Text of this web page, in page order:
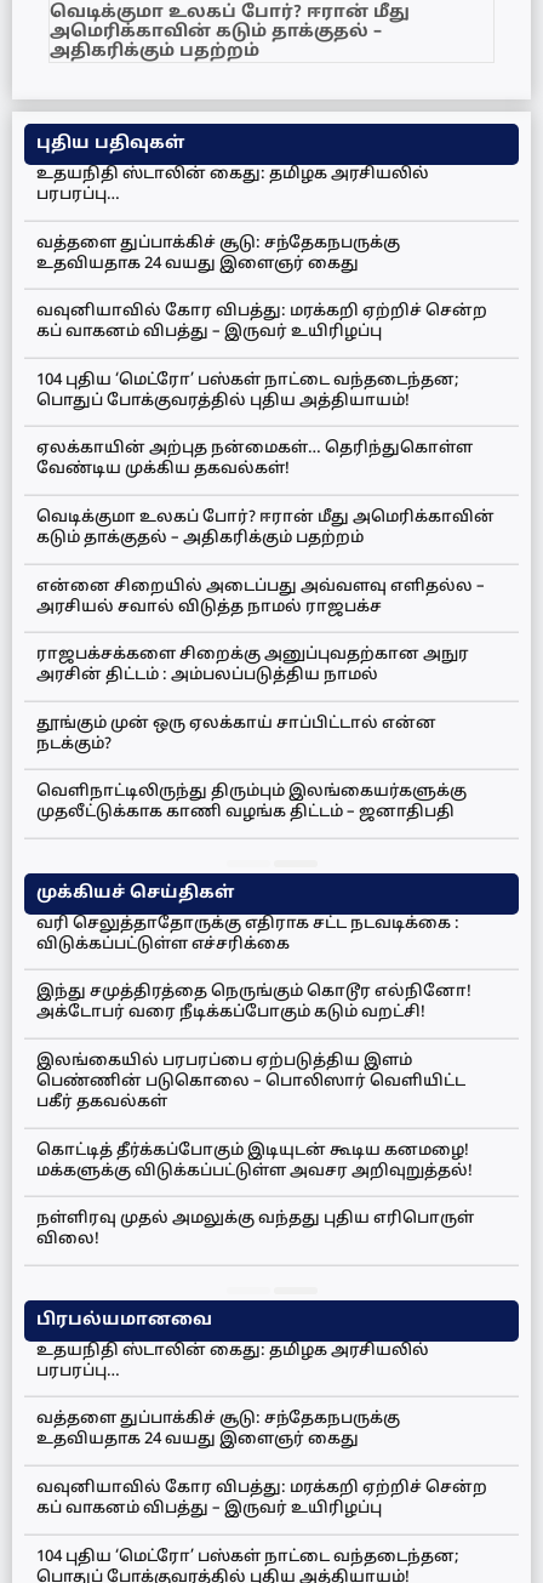
வெடிக்குமா உலகப் போர்? ஈரான் மீது
அமெரிக்காவின் கடும் தாக்குதல் –
அதிகரிக்கும் பதற்றம்
புதிய பதிவுகள்
உதயநிதி ஸ்டாலின் கைது: தமிழக அரசியலில்
பரபரப்பு…
வத்தளை துப்பாக்கிச் சூடு: சந்தேகநபருக்கு
உதவியதாக 24 வயது இளைஞர் கைது
வவுனியாவில் கோர விபத்து: மரக்கறி ஏற்றிச் சென்ற
கப் வாகனம் விபத்து – இருவர் உயிரிழப்பு
104 புதிய ‘மெட்ரோ’ பஸ்கள் நாட்டை வந்தடைந்தன;
பொதுப் போக்குவரத்தில் புதிய அத்தியாயம்!
ஏலக்காயின் அற்புத நன்மைகள்… தெரிந்துகொள்ள
வேண்டிய முக்கிய தகவல்கள்!
வெடிக்குமா உலகப் போர்? ஈரான் மீது அமெரிக்காவின்
கடும் தாக்குதல் – அதிகரிக்கும் பதற்றம்
என்னை சிறையில் அடைப்பது அவ்வளவு எளிதல்ல –
அரசியல் சவால் விடுத்த நாமல் ராஜபக்ச
ராஜபக்சக்களை சிறைக்கு அனுப்புவதற்கான அநுர
அரசின் திட்டம் : அம்பலப்படுத்திய நாமல்
தூங்கும் முன் ஒரு ஏலக்காய் சாப்பிட்டால் என்ன
நடக்கும்?
வெளிநாட்டிலிருந்து திரும்பும் இலங்கையர்களுக்கு
முதலீட்டுக்காக காணி வழங்க திட்டம் – ஜனாதிபதி
முக்கியச் செய்திகள்
வரி செலுத்தாதோருக்கு எதிராக சட்ட நடவடிக்கை :
விடுக்கப்பட்டுள்ள எச்சரிக்கை
இந்து சமுத்திரத்தை நெருங்கும் கொடூர எல்நினோ!
அக்டோபர் வரை நீடிக்கப்போகும் கடும் வறட்சி!
இலங்கையில் பரபரப்பை ஏற்படுத்திய இளம்
பெண்ணின் படுகொலை – பொலிஸார் வெளியிட்ட
பகீர் தகவல்கள்
கொட்டித் தீர்க்கப்போகும் இடியுடன் கூடிய கனமழை!
மக்களுக்கு விடுக்கப்பட்டுள்ள அவசர அறிவுறுத்தல்!
நள்ளிரவு முதல் அமலுக்கு வந்தது புதிய எரிபொருள்
விலை!
பிரபல்யமானவை
உதயநிதி ஸ்டாலின் கைது: தமிழக அரசியலில்
பரபரப்பு…
வத்தளை துப்பாக்கிச் சூடு: சந்தேகநபருக்கு
உதவியதாக 24 வயது இளைஞர் கைது
வவுனியாவில் கோர விபத்து: மரக்கறி ஏற்றிச் சென்ற
கப் வாகனம் விபத்து – இருவர் உயிரிழப்பு
104 புதிய ‘மெட்ரோ’ பஸ்கள் நாட்டை வந்தடைந்தன;
பொதுப் போக்குவரத்தில் புதிய அத்தியாயம்!